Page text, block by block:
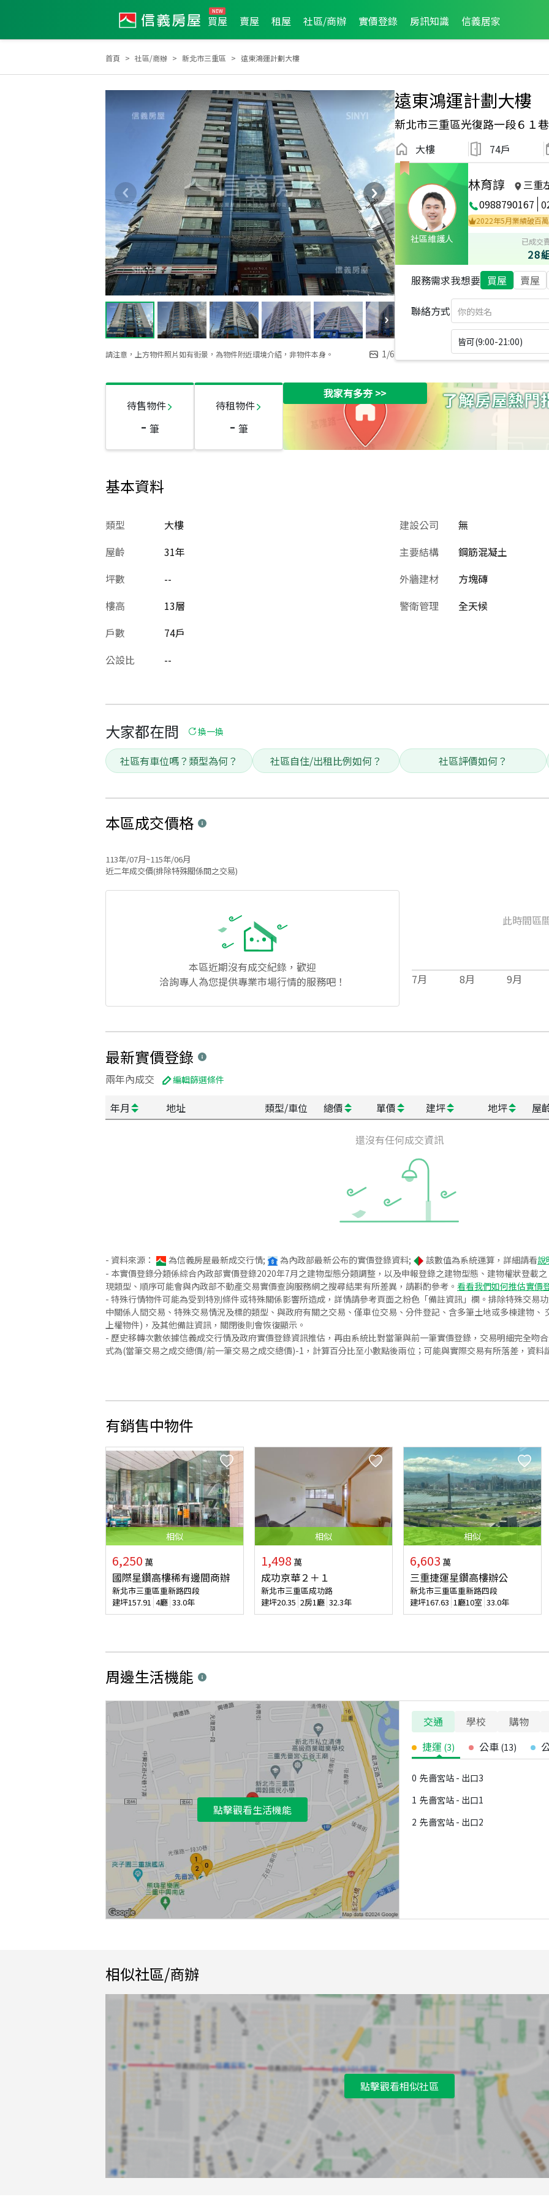
買屋 賣屋 租屋 社區/商辦 實價登錄 房訊知識 信義居家
首頁 社區/商辦 新北市三重區 遠東鴻運計劃大樓
請注意，上方物件照片如有街景，為物件附近環境介紹，非物件本身。 1/6
遠東鴻運計劃大樓
新北市三重區光復路一段６１
大樓 74戶
社區維護人
林育諄
三重
0988790167
2022年5月區業績TOP3 2022年2月區業績TOP3 2021年8月區業績TOP1 2022年5月區成件TOP3
2022年5月業績破百萬經紀人
已成交
28
服務需求我想要 買屋 賣屋
聯絡方式
皆可(9:00-21:00)
待售物件
- 筆
待租物件
- 筆
我家有多夯>>
基本資料
類型
大樓
屋齡
31年
坪數
--
樓高
13層
戶數
74戶
公設比
--
建設公司
無
主要結構
鋼筋混凝土
外牆建材
方塊磚
警衛管理
全天候
大家都在問 換一換
社區有車位嗎？類型為何？ 社區自住/出租比例如何？ 社區評價如何？
本區成交價格
113年/07月~115年/06月
近二年成交價(排除特殊關係間之交易)
本區近期沒有成交紀錄，歡迎
洽詢專人為您提供專業市場行情的服務吧！
此時間區
7月 8月 9月
最新實價登錄
兩年內成交 編輯篩選條件
年月 地址 類型/車位 總價 單價 建坪 地坪 屋
還沒有任何成交資訊
- 資料來源： 為信義房屋最新成交行情; 為內政部最新公布的實價登錄資料; 該數值為系統運算，詳細請看說
- 本實價登錄分類係綜合內政部實價登錄2020年7月之建物型態分類調整，以及申報登錄之建物型態、建物權狀登載
現類型、順序可能會與內政部不動產交易實價查詢服務網之搜尋結果有所差異，請斟酌參考。 看看我們如何推估實價
- 特殊行情物件可能為受到特別條件或特殊關係影響所造成，詳情請參考頁面之粉色「備註資訊」欄。排除特殊交易
中關係人間交易、特殊交易情況及標的類型、與政府有關之交易、僅車位交易、分件登記、含多筆土地或多棟建物、
上權物件)，及其他備註資訊，關閉後則會恢復顯示。
- 歷史移轉次數依據信義成交行情及政府實價登錄資訊推估，再由系統比對當筆與前一筆實價登錄，交易明細完全吻
式為(當筆交易之成交總價/前一筆交易之成交總價)-1，計算百分比至小數點後兩位；可能與實際交易有所落差，資料
有銷售中物件
相似
6,250 萬
國際星鑽高樓稀有邊間商辦
新北市三重區重新路四段
建坪157.91 4廳 33.0年
相似
1,498 萬
成功京華２＋１
新北市三重區成功路
建坪20.35 2房1廳 32.3年
相似
6,603 萬
三重捷運星鑽高樓辦公
新北市三重區重新路四段
建坪167.63 1廳10室 33.0年
周邊生活機能
點擊觀看生活機能
交通 學校 購物
捷運 (3) 公車 (13)
0 先嗇宮站 - 出口3
1 先嗇宮站 - 出口1
2 先嗇宮站 - 出口2
相似社區/商辦
點擊觀看相似社區